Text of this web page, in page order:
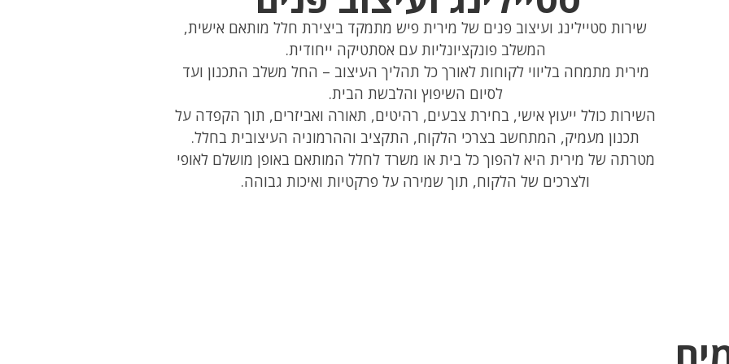
שירות סטיילינג ועיצוב פנים של מירית פיש מתמקד ביצירת חלל מותאם אישית,
המשלב פונקציונליות עם אסתטיקה ייחודית.
מירית מתמחה בליווי לקוחות לאורך כל תהליך העיצוב – החל משלב התכנון ועד
לסיום השיפוץ והלבשת הבית.
השירות כולל ייעוץ אישי, בחירת צבעים, רהיטים, תאורה ואביזרים, תוך הקפדה על
תכנון מעמיק, המתחשב בצרכי הלקוח, התקציב וההרמוניה העיצובית בחלל.
מטרתה של מירית היא להפוך כל בית או משרד לחלל המותאם באופן מושלם לאופי
ולצרכים של הלקוח, תוך שמירה על פרקטיות ואיכות גבוהה.